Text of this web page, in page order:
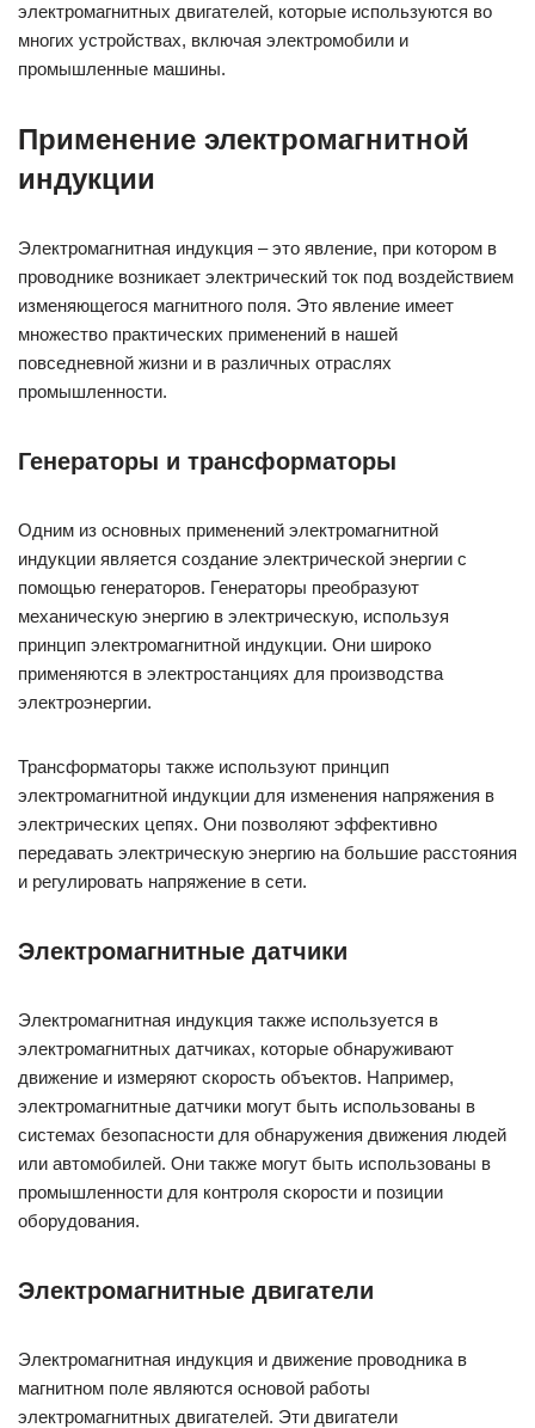
электромагнитных двигателей, которые используются во
многих устройствах, включая электромобили и
промышленные машины.
Применение электромагнитной
индукции
Электромагнитная индукция – это явление, при котором в
проводнике возникает электрический ток под воздействием
изменяющегося магнитного поля. Это явление имеет
множество практических применений в нашей
повседневной жизни и в различных отраслях
промышленности.
Генераторы и трансформаторы
Одним из основных применений электромагнитной
индукции является создание электрической энергии с
помощью генераторов. Генераторы преобразуют
механическую энергию в электрическую, используя
принцип электромагнитной индукции. Они широко
применяются в электростанциях для производства
электроэнергии.
Трансформаторы также используют принцип
электромагнитной индукции для изменения напряжения в
электрических цепях. Они позволяют эффективно
передавать электрическую энергию на большие расстояния
и регулировать напряжение в сети.
Электромагнитные датчики
Электромагнитная индукция также используется в
электромагнитных датчиках, которые обнаруживают
движение и измеряют скорость объектов. Например,
электромагнитные датчики могут быть использованы в
системах безопасности для обнаружения движения людей
или автомобилей. Они также могут быть использованы в
промышленности для контроля скорости и позиции
оборудования.
Электромагнитные двигатели
Электромагнитная индукция и движение проводника в
магнитном поле являются основой работы
электромагнитных двигателей. Эти двигатели